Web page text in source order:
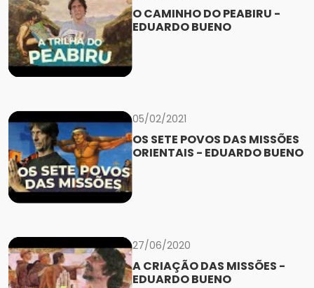
O CAMINHO DO PEABIRU -
EDUARDO BUENO
05/02/2021
OS SETE POVOS DAS MISSÕES
ORIENTAIS - EDUARDO BUENO
27/06/2020
A CRIAÇÃO DAS MISSÕES -
EDUARDO BUENO